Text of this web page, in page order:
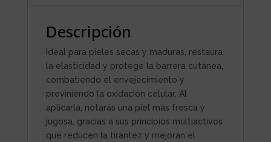
Descripción
Ideal para pieles secas y maduras, restaura
la elasticidad y protege la barrera cutánea,
combatiendo el envejecimiento y
previniendo la oxidación celular. Al
aplicarla, notarás una piel más fresca y
jugosa, gracias a sus principios multiactivos
que reducen la tirantez y mejoran el